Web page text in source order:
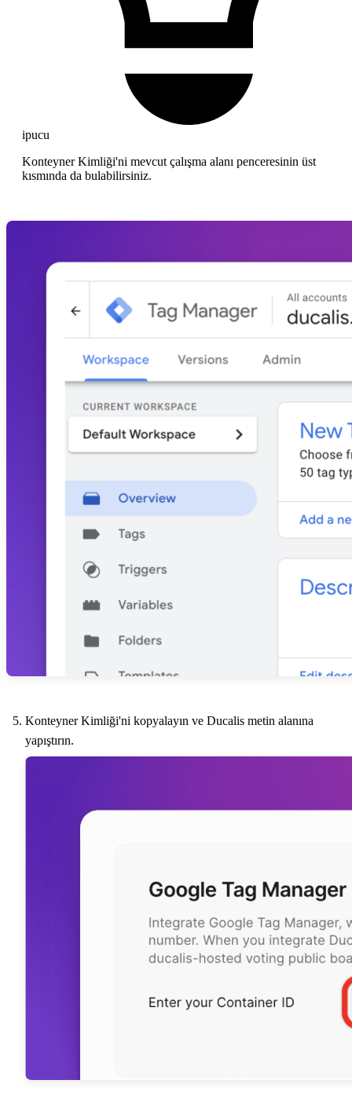
ipucu
Konteyner Kimliği'ni mevcut çalışma alanı penceresinin üst
kısmında da bulabilirsiniz.
Konteyner Kimliği'ni kopyalayın ve Ducalis metin alanına
yapıştırın.